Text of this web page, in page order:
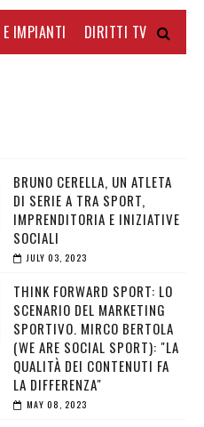
IMPIANTI DIRITTI TV
BRUNO CERELLA, UN ATLETA
DI SERIE A TRA SPORT,
IMPRENDITORIA E INIZIATIVE
SOCIALI
JULY 03, 2023
THINK FORWARD SPORT: LO
SCENARIO DEL MARKETING
SPORTIVO. MIRCO BERTOLA
(WE ARE SOCIAL SPORT): "LA
QUALITÀ DEI CONTENUTI FA
LA DIFFERENZA"
MAY 08, 2023